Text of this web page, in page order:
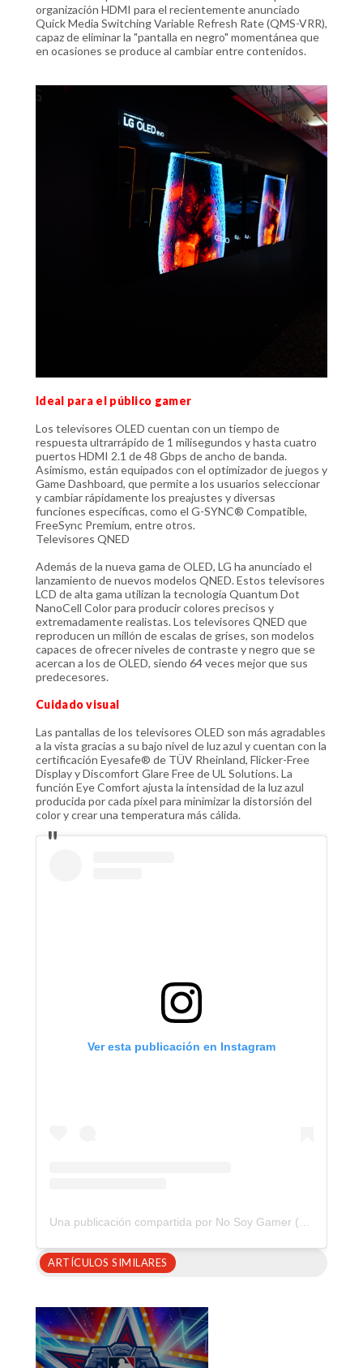
organización HDMI para el recientemente anunciado
Quick Media Switching Variable Refresh Rate (QMS-VRR),
capaz de eliminar la "pantalla en negro" momentánea que
en ocasiones se produce al cambiar entre contenidos.
Ideal para el público gamer
Los televisores OLED cuentan con un tiempo de
respuesta ultrarrápido de 1 milisegundos y hasta cuatro
puertos HDMI 2.1 de 48 Gbps de ancho de banda.
Asimismo, están equipados con el optimizador de juegos y
Game Dashboard, que permite a los usuarios seleccionar
y cambiar rápidamente los preajustes y diversas
funciones específicas, como el G-SYNC® Compatible,
FreeSync Premium, entre otros.
Televisores QNED
Además de la nueva gama de OLED, LG ha anunciado el
lanzamiento de nuevos modelos QNED. Estos televisores
LCD de alta gama utilizan la tecnología Quantum Dot
NanoCell Color para producir colores precisos y
extremadamente realistas. Los televisores QNED que
reproducen un millón de escalas de grises, son modelos
capaces de ofrecer niveles de contraste y negro que se
acercan a los de OLED, siendo 64 veces mejor que sus
predecesores.
Cuidado visual
Las pantallas de los televisores OLED son más agradables
a la vista gracias a su bajo nivel de luz azul y cuentan con la
certificación Eyesafe® de TÜV Rheinland, Flicker-Free
Display y Discomfort Glare Free de UL Solutions. La
función Eye Comfort ajusta la intensidad de la luz azul
producida por cada píxel para minimizar la distorsión del
color y crear una temperatura más cálida.
Ver esta publicación en Instagram
ARTÍCULOS SIMILARES